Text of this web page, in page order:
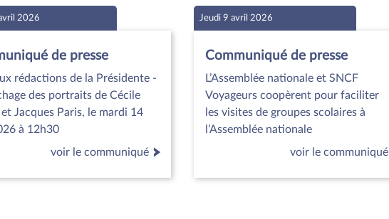
2026
de presse
rédactions de la Présidente -
des portraits de Cécile
et Jacques Paris, le mardi 14
à 12h30
voir le communiqué
Jeudi 9 avril 2026
Communiqué de presse
L’Assemblée nationale et SNCF
Voyageurs coopèrent pour faciliter
les visites de groupes scolaires à
l’Assemblée nationale
voir le communiqué